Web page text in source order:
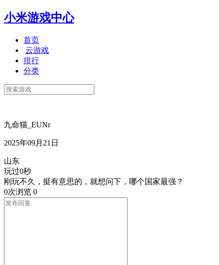
小米游戏中心
首页
云游戏
排行
分类
九命猫_EUNr
2025年09月21日
山东
玩过0秒
刚玩不久，挺有意思的，就想问下，哪个国家最强？
0次浏览 0